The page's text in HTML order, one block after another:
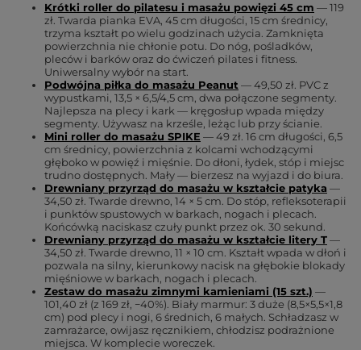
Krótki roller do pilatesu i masażu powięzi 45 cm — 119
zł. Twarda pianka EVA, 45 cm długości, 15 cm średnicy,
trzyma kształt po wielu godzinach użycia. Zamknięta
powierzchnia nie chłonie potu. Do nóg, pośladków,
pleców i barków oraz do ćwiczeń pilates i fitness.
Uniwersalny wybór na start.
Podwójna piłka do masażu Peanut — 49,50 zł. PVC z
wypustkami, 13,5 × 6,5/4,5 cm, dwa połączone segmenty.
Najlepsza na plecy i kark — kręgosłup wpada między
segmenty. Używasz na krześle, leżąc lub przy ścianie.
Mini roller do masażu SPIKE — 49 zł. 16 cm długości, 6,5
cm średnicy, powierzchnia z kolcami wchodzącymi
głęboko w powięź i mięśnie. Do dłoni, łydek, stóp i miejsc
trudno dostępnych. Mały — bierzesz na wyjazd i do biura.
Drewniany przyrząd do masażu w kształcie patyka —
34,50 zł. Twarde drewno, 14 × 5 cm. Do stóp, refleksoterapii
i punktów spustowych w barkach, nogach i plecach.
Końcówką naciskasz czuły punkt przez ok. 30 sekund.
Drewniany przyrząd do masażu w kształcie litery T—
34,50 zł. Twarde drewno, 11 × 10 cm. Kształt wpada w dłoń i
pozwala na silny, kierunkowy nacisk na głębokie blokady
mięśniowe w barkach, nogach i plecach.
Zestaw do masażu zimnymi kamieniami (15 szt.) —
101,40 zł (z 169 zł, −40%). Biały marmur: 3 duże (8,5×5,5×1,8
cm) pod plecy i nogi, 6 średnich, 6 małych. Schładzasz w
zamrażarce, owijasz ręcznikiem, chłodzisz podrażnione
miejsca. W komplecie woreczek.